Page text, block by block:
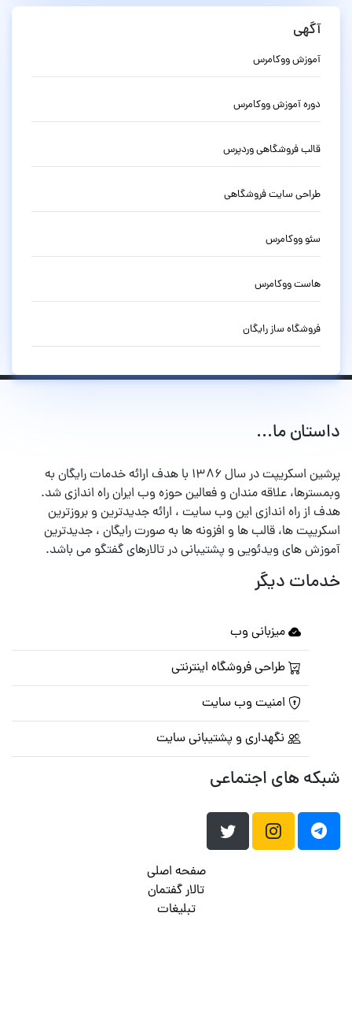
آگهی
آموزش ووکامرس
دوره آموزش ووکامرس
قالب فروشگاهی وردپرس
طراحی سایت فروشگاهی
سئو ووکامرس
هاست ووکامرس
فروشگاه ساز رایگان
داستان ما...
پرشین اسکریپت در سال ۱۳۸۶ با هدف ارائه خدمات رایگان به
وبمسترها، علاقه مندان و فعالین حوزه وب ایران راه اندازی شد.
هدف از راه اندازی این وب سایت ، ارائه جدیدترین و بروزترین
اسکریپت ها، قالب ها و افزونه ها به صورت رایگان ، جدیدترین
آموزش های ویدئویی و پشتیبانی در تالارهای گفتگو می باشد.
خدمات دیگر
میزبانی وب
طراحی فروشگاه اینترنتی
امنیت وب سایت
نگهداری و پشتیبانی سایت
شبکه های اجتماعی
صفحه اصلی
تالار گفتمان
تبلیغات